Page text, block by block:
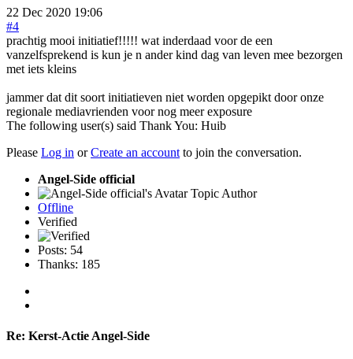
22 Dec 2020 19:06
#4
prachtig mooi initiatief!!!!! wat inderdaad voor de een
vanzelfsprekend is kun je n ander kind dag van leven mee bezorgen
met iets kleins
jammer dat dit soort initiatieven niet worden opgepikt door onze
regionale mediavrienden voor nog meer exposure
The following user(s) said Thank You: Huib
Please Log in orCreate an account to join the conversation.
Angel-Side official
Topic Author
Offline
Verified
Posts: 54
Thanks: 185
Re: Kerst-Actie Angel-Side